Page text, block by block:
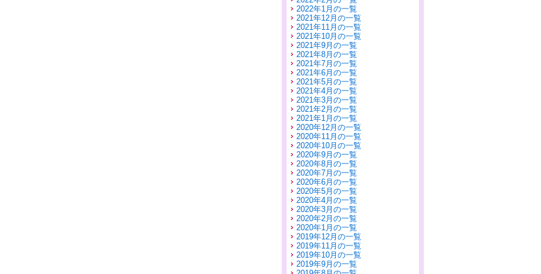
2022年1月の一覧
2021年12月の一覧
2021年11月の一覧
2021年10月の一覧
2021年9月の一覧
2021年8月の一覧
2021年7月の一覧
2021年6月の一覧
2021年5月の一覧
2021年4月の一覧
2021年3月の一覧
2021年2月の一覧
2021年1月の一覧
2020年12月の一覧
2020年11月の一覧
2020年10月の一覧
2020年9月の一覧
2020年8月の一覧
2020年7月の一覧
2020年6月の一覧
2020年5月の一覧
2020年4月の一覧
2020年3月の一覧
2020年2月の一覧
2020年1月の一覧
2019年12月の一覧
2019年11月の一覧
2019年10月の一覧
2019年9月の一覧